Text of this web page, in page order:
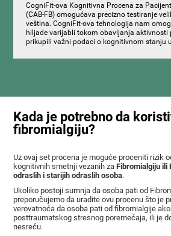
CogniFit-ova Kognitivna Procena za
(CAB-FB) omogućava precizno testiranje
veština. CogniFit-ova tehnologija nam
hiljade varijabli tokom obavljanja aktivnosti
prikupili važni podaci o kognitivnom stanju
Kada je potrebno da
fibromialgiju?
Uz ovaj set procena je moguće proceniti rizik
kognitivnih smetnji vezanih zaFibromialgiju ili
odraslih i starijih odraslih osoba.
Ukoliko postoji sumnja da osoba pati od
preporučujemo da uradite ovu procenu što je
verovatnoća da osoba pati od fibromialgije
posttraumatskog stresnog poremećaja, ili je
nesreću.